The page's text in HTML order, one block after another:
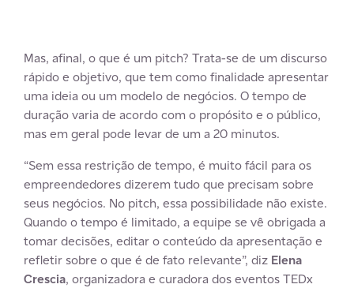
Mas, afinal, o que é um pitch? Trata-se de um discurso
rápido e objetivo, que tem como finalidade apresentar
uma ideia ou um modelo de negócios. O tempo de
duração varia de acordo com o propósito e o público,
mas em geral pode levar de um a 20 minutos.
“Sem essa restrição de tempo, é muito fácil para os
empreendedores dizerem tudo que precisam sobre
seus negócios. No pitch, essa possibilidade não existe.
Quando o tempo é limitado, a equipe se vê obrigada a
tomar decisões, editar o conteúdo da apresentação e
refletir sobre o que é de fato relevante”, diz Elena
Crescia, organizadora e curadora dos eventos TEDx